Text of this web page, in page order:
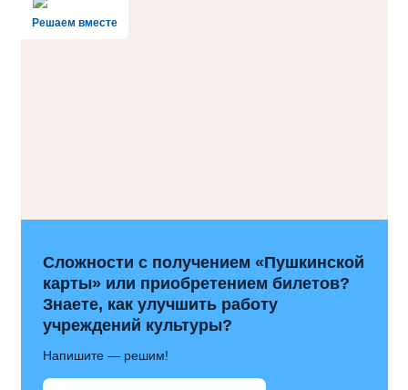
Решаем вместе
Сложности с получением «Пушкинской
карты» или приобретением билетов?
Знаете, как улучшить работу
учреждений культуры?
Напишите — решим!